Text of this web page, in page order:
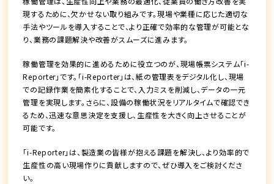
現するために、欠かせない取り組みです。現場や業種に応じた適切な
手法やツールを導入することで、より正確で効率的な管理が可能とな
り、業務の課題解決や改善がスムーズに進みます。
稼働管理を効果的に進めるために役立つのが、現場帳票システム「i-
Reporter」です。「i-Reporter」は、紙の管理表をデジタル化し、現場
での記録作業を簡素化することで、入力ミスを削減し、データの一元
管理を実現します。さらに、設備の稼働状況をリアルタイムで確認でき
るため、迅速な意思決定を支援し、生産性を大きく向上させることが
可能です。
「i-Reporter」は、製造業の皆様が抱える課題を解決し、より効率的で
生産性の高い現場作りに貢献しますので、ぜひ導入をご検討くださ
い。